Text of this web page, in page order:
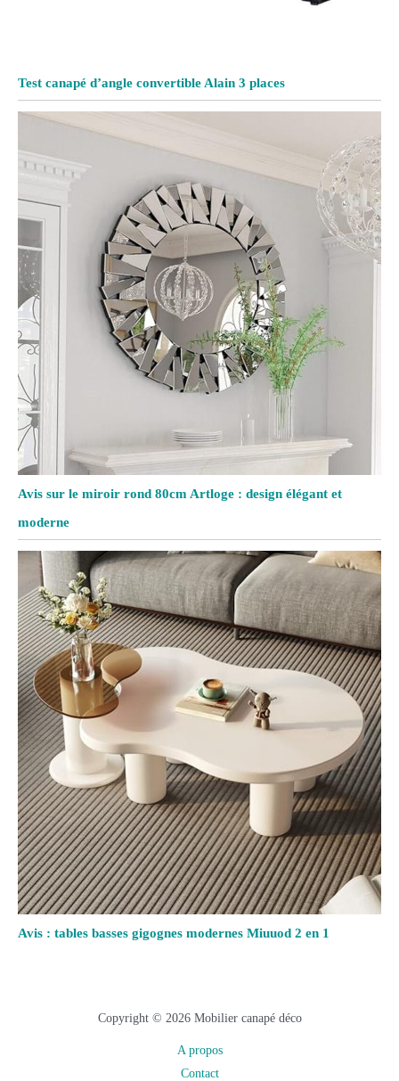
Test canapé d’angle convertible Alain 3 places
Avis sur le miroir rond 80cm Artloge : design élégant et
moderne
Avis : tables basses gigognes modernes Miuuod 2 en 1
Copyright © 2026 Mobilier canapé déco
A propos
Contact